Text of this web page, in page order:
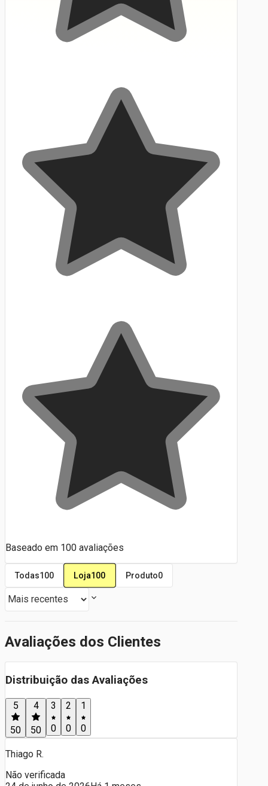
Baseado em 100 avaliações
Todas100 Loja100 Produto0
Avaliações dos Clientes
Distribuição das Avaliações
5
50
4
50
3
0
2
0
1
0
Thiago R.
Não verificada